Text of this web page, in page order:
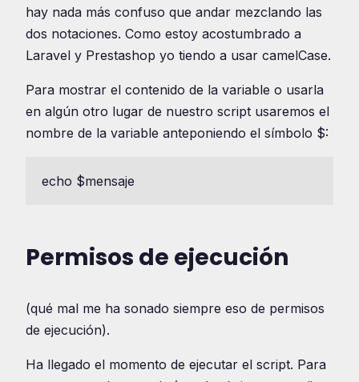
hay nada más confuso que andar mezclando las
dos notaciones. Como estoy acostumbrado a
Laravel y Prestashop yo tiendo a usar camelCase.
Para mostrar el contenido de la variable o usarla
en algún otro lugar de nuestro script usaremos el
nombre de la variable anteponiendo el símbolo $:
echo $mensaje
Permisos de ejecución
(qué mal me ha sonado siempre eso de permisos
de ejecución).
Ha llegado el momento de ejecutar el script. Para